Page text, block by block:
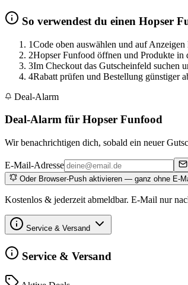
So verwendest du einen Hopser
1Code oben auswählen und auf Anzeigen
2Hopser Funfood öffnen und Produkte in
3Im Checkout das Gutscheinfeld suchen
4Rabatt prüfen und Bestellung günstiger
Deal-Alarm
Deal-Alarm für Hopser Funfood
Wir benachrichtigen dich, sobald ein neuer
E-Mail-Adresse
Oder Browser-Push aktivieren — ganz ohne E-
Kostenlos & jederzeit abmeldbar. E-Mail nur
Service & Versand
Service & Versand